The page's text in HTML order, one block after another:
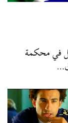
في محكمة